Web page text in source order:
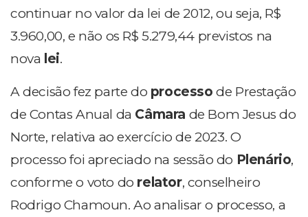
continuar no valor da lei de 2012, ou seja, R$
3.960,00, e não os R$ 5.279,44 previstos na
nova lei.
A decisão fez parte do processo de Prestação
de Contas Anual da Câmara de Bom Jesus do
Norte, relativa ao exercício de 2023. O
processo foi apreciado na sessão do Plenário,
conforme o voto do relator, conselheiro
Rodrigo Chamoun. Ao analisar o processo, a